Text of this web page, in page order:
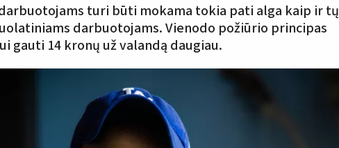
turi būti mokama tokia pati alga kaip ir tų
darbuotojams. Vienodo požiūrio principas
gauti 14 kronų už valandą daugiau.